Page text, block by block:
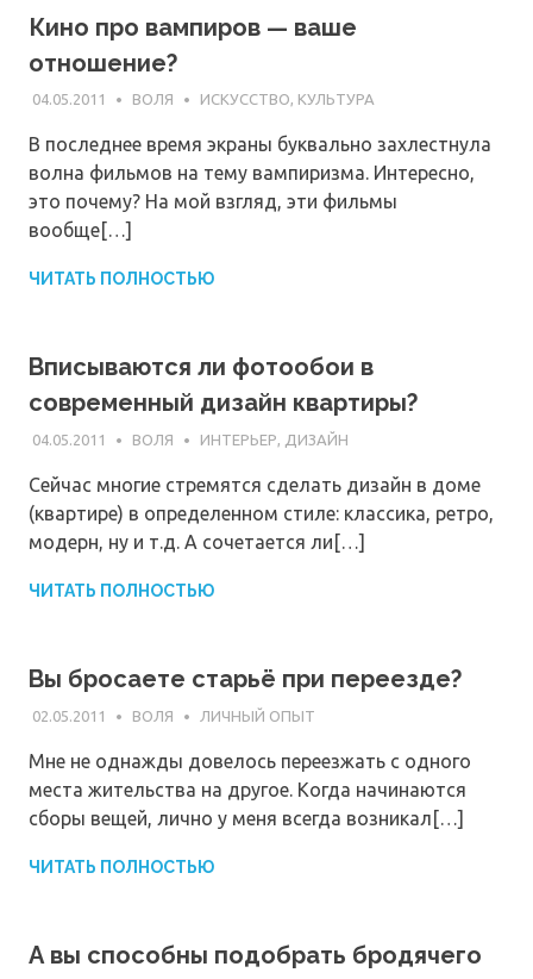
Кино про вампиров — ваше
отношение?
04.05.2011 ВОЛЯ ИСКУССТВО, КУЛЬТУРА
В последнее время экраны буквально захлестнула
волна фильмов на тему вампиризма. Интересно,
это почему? На мой взгляд, эти фильмы
вообще[…]
ЧИТАТЬ ПОЛНОСТЬЮ
Вписываются ли фотообои в
современный дизайн квартиры?
04.05.2011 ВОЛЯ ИНТЕРЬЕР, ДИЗАЙН
Сейчас многие стремятся сделать дизайн в доме
(квартире) в определенном стиле: классика, ретро,
модерн, ну и т.д. А сочетается ли[…]
ЧИТАТЬ ПОЛНОСТЬЮ
Вы бросаете старьё при переезде?
02.05.2011 ВОЛЯ ЛИЧНЫЙ ОПЫТ
Мне не однажды довелось переезжать с одного
места жительства на другое. Когда начинаются
сборы вещей, лично у меня всегда возникал[…]
ЧИТАТЬ ПОЛНОСТЬЮ
А вы способны подобрать бродячего